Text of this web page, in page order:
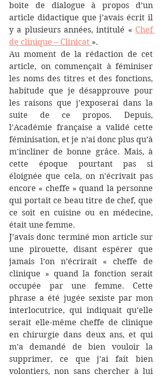
boite de dialogue à propos d’un
article didactique que j’avais écrit il
y a plusieurs années, intitulé « Chef
de clinique – Clinicat ».
Au moment de la rédaction de cet
article, on commençait à féminiser
les noms des titres et des fonctions,
habitude que je désapprouve pour
les raisons que j’exposerai dans la
suite de ce propos. Depuis,
l’Académie française a validé cette
féminisation, et je n’ai donc plus qu’à
m’incliner de bonne grâce. Mais, à
cette époque pourtant pas si
éloignée que cela, on n’écrivait pas
encore « cheffe » quand la personne
qui portait ce beau titre de chef, que
ce soit en cuisine ou en médecine,
était une femme.
J’avais donc terminé mon article sur
une pirouette, disant espérer que
jamais l’on n’écrirait « cheffe de
clinique » quand la fonction serait
occupée par une femme. Cette
phrase a été jugée sexiste par mon
interlocutrice, qui indiquait qu’elle
serait elle-même cheffe de clinique
en chirurgie dans deux ans, et qui
m’a demandé de bien vouloir la
supprimer, ce que j’ai fait bien
volontiers, non sans chercher à lui